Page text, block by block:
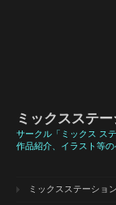
ミックスステ
サークル「ミックス ス
作品紹介、イラスト等の
ミックスステーション